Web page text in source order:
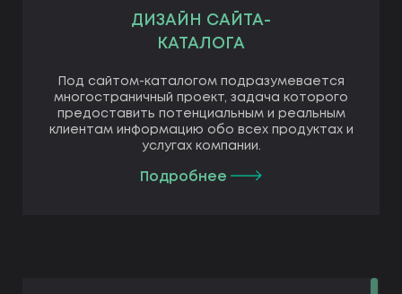
ДИЗАЙН САЙТА-
КАТАЛОГА
Под сайтом-каталогом подразумевается
многостраничный проект, задача которого
предоставить потенциальным и реальным
клиентам информацию обо всех продуктах и
услугах компании.
Подробнее